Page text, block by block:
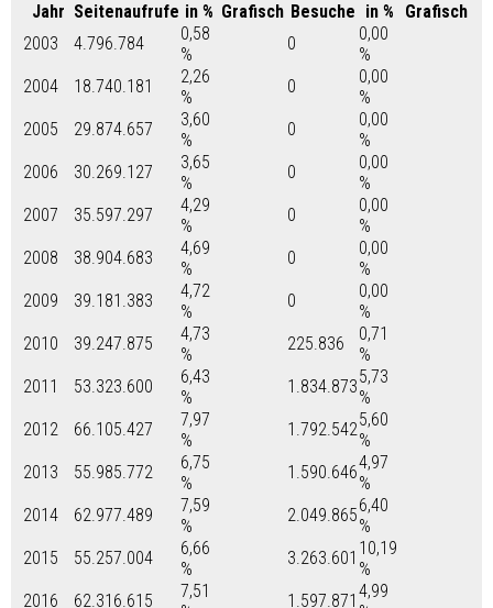
Jahr Seitenaufrufe in % Grafisch Besuche in %
Grafisch
2003
4.796.784
0,58
%
0
0,00
%
2004
18.740.181
2,26
%
0
0,00
%
2005
29.874.657
3,60
%
0
0,00
%
2006
30.269.127
3,65
%
0
0,00
%
2007
35.597.297
4,29
%
0
0,00
%
2008
38.904.683
4,69
%
0
0,00
%
2009
39.181.383
4,72
%
0
0,00
%
2010
39.247.875
4,73
%
225.836
0,71
%
2011
53.323.600
6,43
%
1.834.8735,73
%
2012
66.105.427
7,97
%
1.792.5425,60
%
2013
55.985.772
6,75
%
1.590.6464,97
%
2014
62.977.489
7,59
%
2.049.8656,40
%
2015
55.257.004
6,66
%
3.263.601 10,19
%
2016
62.316.615
7,51
1.597.871 4,99